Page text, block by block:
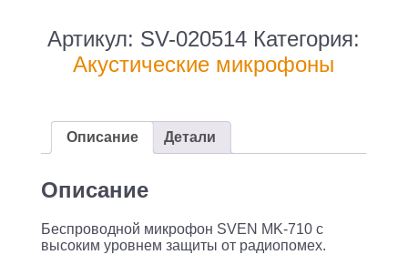
микрофон
SVEN
черный
Sven
020514
Артикул: SV-020514 Категория:
Акустические микрофоны
Описание Детали
Описание
Беспроводной микрофон SVEN MK-710 с
высоким уровнем защиты от радиопомех.